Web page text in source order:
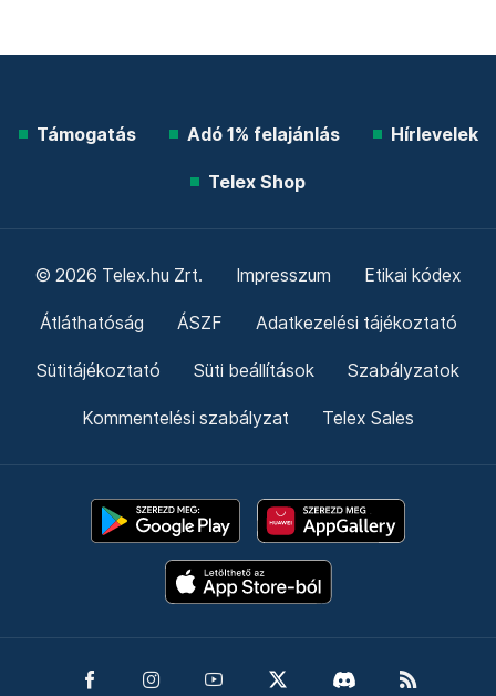
Támogatás Adó 1% felajánlás Hírlevelek
Telex Shop
© 2026 Telex.hu Zrt. Impresszum Etikai kódex
Átláthatóság ÁSZF Adatkezelési tájékoztató
Sütitájékoztató Süti beállítások Szabályzatok
Kommentelési szabályzat Telex Sales